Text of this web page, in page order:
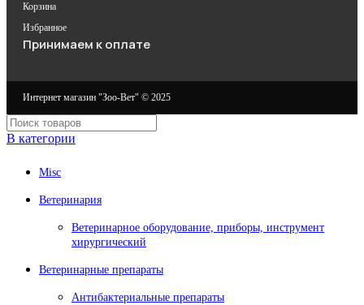
Корзина
Избранное
Принимаем к оплате
Интернет магазин "Зоо-Вет" © 2025
В категории
Misc
Ветеринария
Ветеринарное оборудование, приборы, инструмент
хирургический
Ветеринарные препараты
Антибактериальные препараты